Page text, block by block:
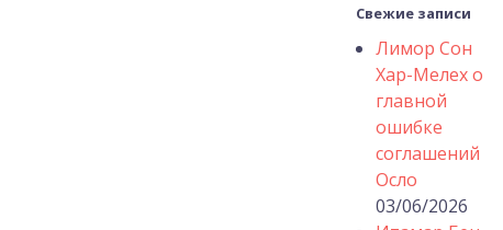
Свежие записи
Лимор Сон
Хар-Мелех о
главной
ошибке
соглашений
Осло
03/06/2026